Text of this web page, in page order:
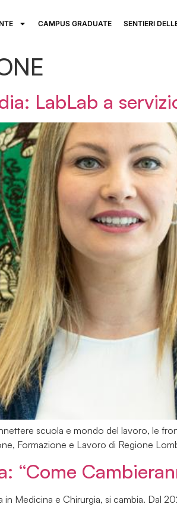
CAMPUS GRADUATE SENTIERI
LabLab a
scuola e mondo del lavoro, le
Formazione e Lavoro di Regione
“Come
in Medicina e Chirurgia, si cambia. Dal